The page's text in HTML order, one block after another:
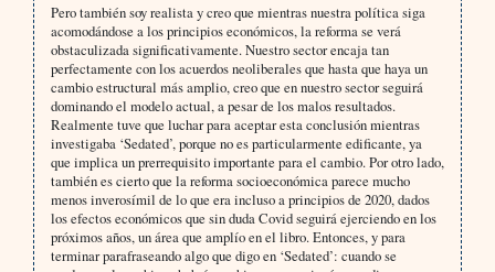
Pero también soy realista y creo que mientras nuestra política siga
acomodándose a los principios económicos, la reforma se verá
obstaculizada significativamente. Nuestro sector encaja tan
perfectamente con los acuerdos neoliberales que hasta que haya un
cambio estructural más amplio, creo que en nuestro sector seguirá
dominando el modelo actual, a pesar de los malos resultados.
Realmente tuve que luchar para aceptar esta conclusión mientras
investigaba ‘Sedated’, porque no es particularmente edificante, ya
que implica un prerrequisito importante para el cambio. Por otro lado,
también es cierto que la reforma socioeconómica parece mucho
menos inverosímil de lo que era incluso a principios de 2020, dados
los efectos económicos que sin duda Covid seguirá ejerciendo en los
próximos años, un área que amplío en el libro. Entonces, y para
terminar parafraseando algo que digo en ‘Sedated’: cuando se